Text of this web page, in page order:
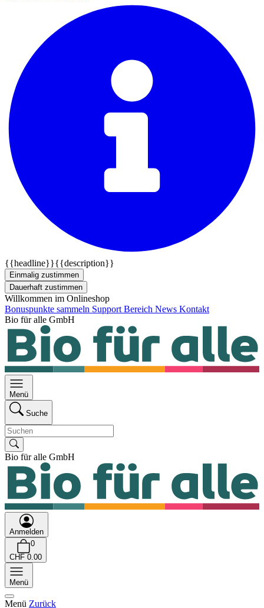
{{headline}}{{description}}
Einmalig zustimmen
Dauerhaft zustimmen
Willkommen im Onlineshop
Bonuspunkte sammeln Support Bereich News Kontakt
Bio für alle GmbH
Menü
Suche
Bio für alle GmbH
Anmelden
0
CHF 0.00
Menü
Menü Zurück